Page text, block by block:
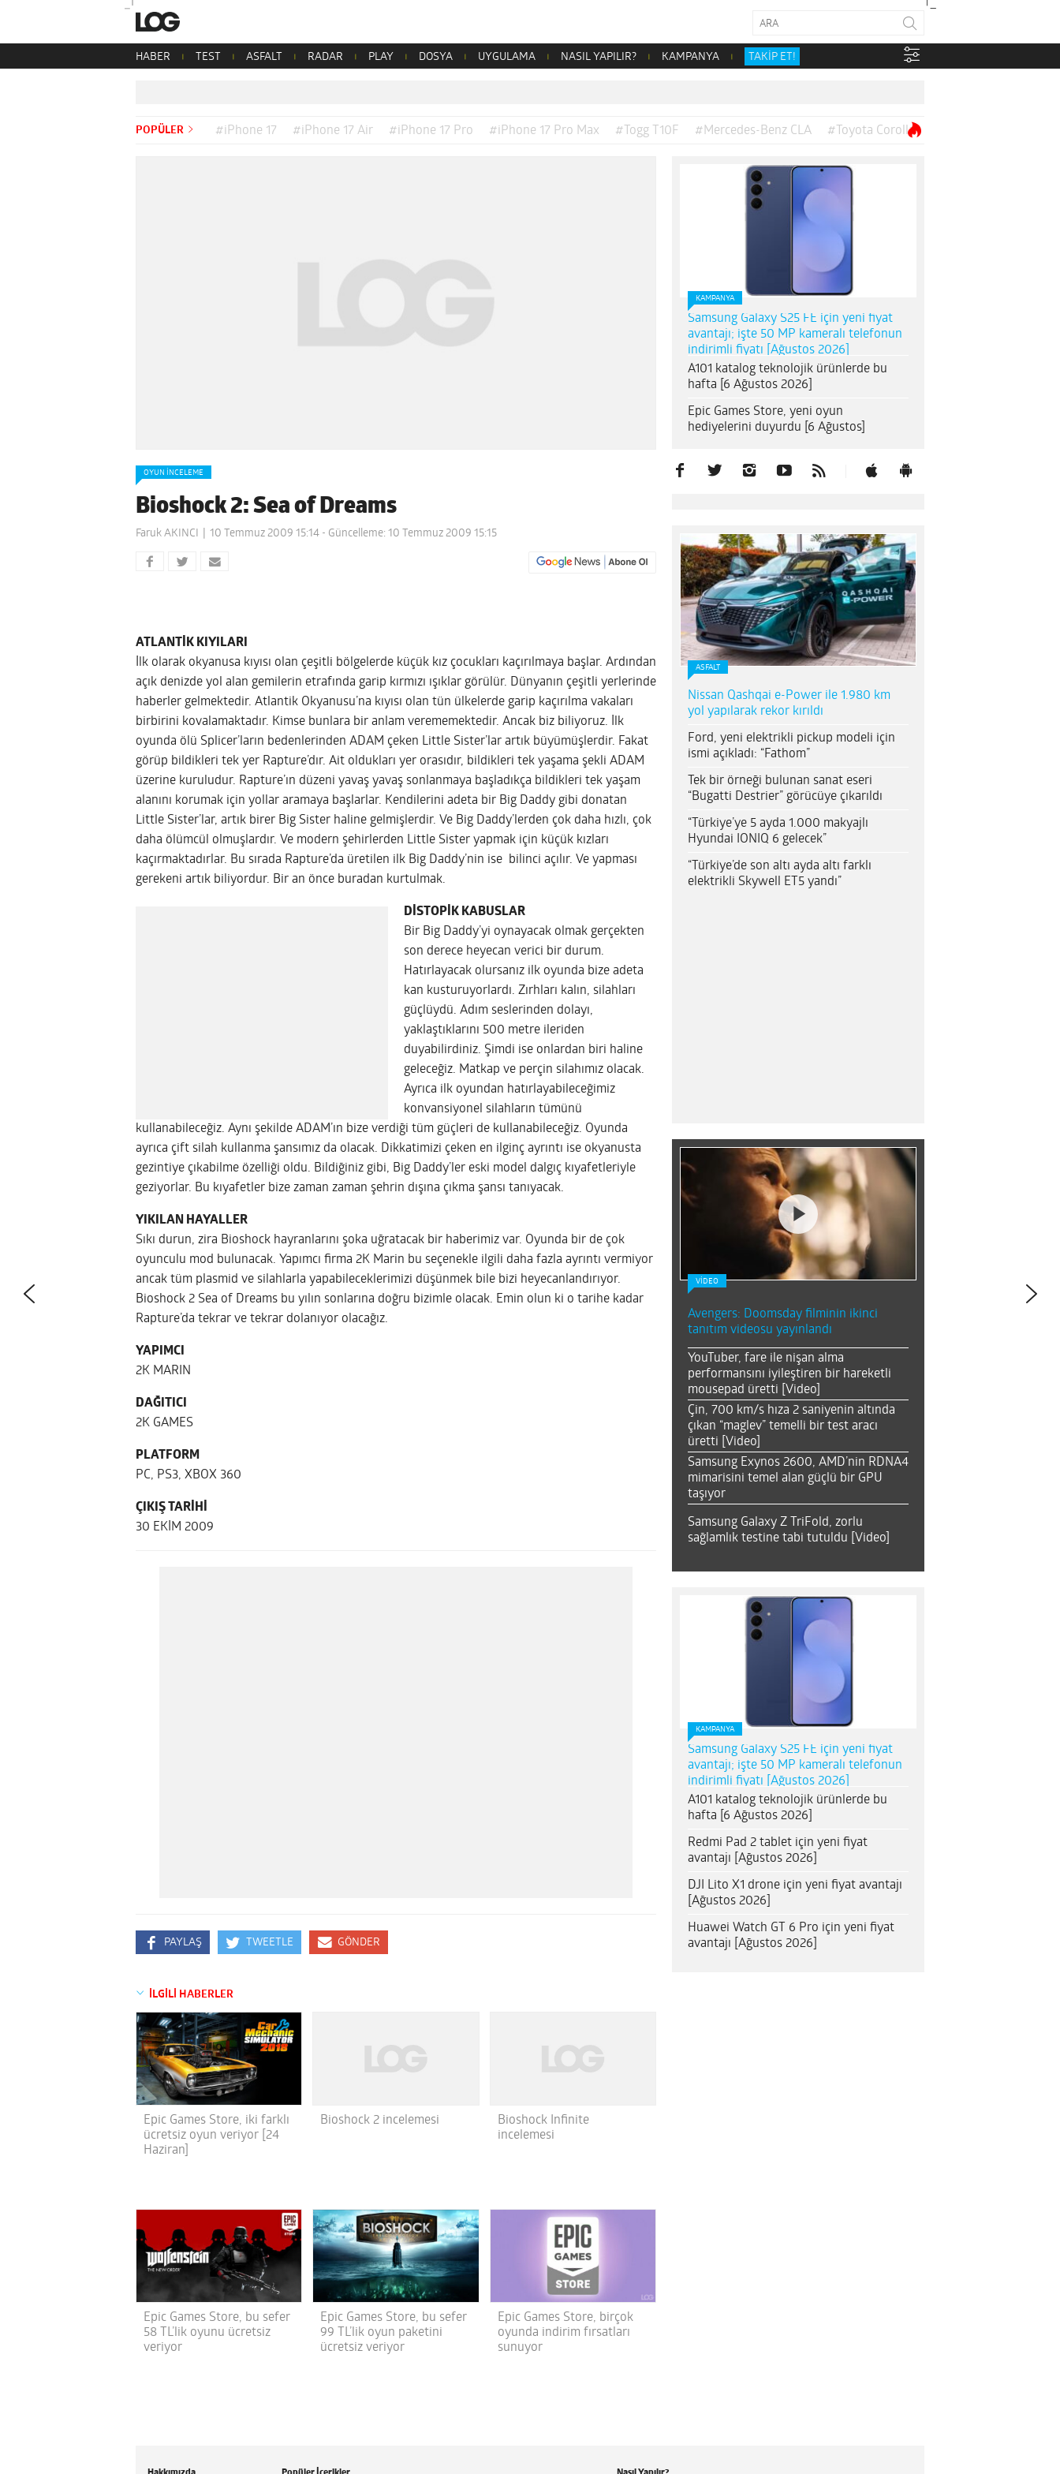
HABER TEST ASFALT RADAR PLAY DOSYA UYGULAMA NASIL YAPILIR? KAMPANYA TAKİP ET!
POPÜLER #iPhone 17 #iPhone 17 Air #iPhone 17 Pro #iPhone 17 Pro Max #Togg T10F #Mercedes-Benz CLA #Toyota Corolla
OYUN İNCELEME
Bioshock 2: Sea of Dreams
Faruk AKINCI 10 Temmuz 2009 15:14 - Güncelleme: 10 Temmuz 2009 15:15
ATLANTİK KIYILARI
İlk olarak okyanusa kıyısı olan çeşitli bölgelerde küçük kız çocukları kaçırılmaya başlar. Ardından
açık denizde yol alan gemilerin etrafında garip kırmızı ışıklar görülür. Dünyanın çeşitli yerlerinde
haberler gelmektedir. Atlantik Okyanusu’na kıyısı olan tün ülkelerde garip kaçırılma vakaları
birbirini kovalamaktadır. Kimse bunlara bir anlam verememektedir. Ancak biz biliyoruz. İlk
oyunda ölü Splicer’ların bedenlerinden ADAM çeken Little Sister’lar artık büyümüşlerdir. Fakat
görüp bildikleri tek yer Rapture’dır. Ait oldukları yer orasıdır, bildikleri tek yaşama şekli ADAM
üzerine kuruludur. Rapture’ın düzeni yavaş yavaş sonlanmaya başladıkça bildikleri tek yaşam
alanını korumak için yollar aramaya başlarlar. Kendilerini adeta bir Big Daddy gibi donatan
Little Sister’lar, artık birer Big Sister haline gelmişlerdir. Ve Big Daddy’lerden çok daha hızlı, çok
daha ölümcül olmuşlardır. Ve modern şehirlerden Little Sister yapmak için küçük kızları
kaçırmaktadırlar. Bu sırada Rapture’da üretilen ilk Big Daddy’nin ise bilinci açılır. Ve yapması
gerekeni artık biliyordur. Bir an önce buradan kurtulmak.
DİSTOPİK KABUSLAR
Bir Big Daddy’yi oynayacak olmak gerçekten
son derece heyecan verici bir durum.
Hatırlayacak olursanız ilk oyunda bize adeta
kan kusturuyorlardı. Zırhları kalın, silahları
güçlüydü. Adım seslerinden dolayı,
yaklaştıklarını 500 metre ileriden
duyabilirdiniz. Şimdi ise onlardan biri haline
geleceğiz. Matkap ve perçin silahımız olacak.
Ayrıca ilk oyundan hatırlayabileceğimiz
konvansiyonel silahların tümünü
kullanabileceğiz. Aynı şekilde ADAM’ın bize verdiği tüm güçleri de kullanabileceğiz. Oyunda
ayrıca çift silah kullanma şansımız da olacak. Dikkatimizi çeken en ilginç ayrıntı ise okyanusta
gezintiye çıkabilme özelliği oldu. Bildiğiniz gibi, Big Daddy’ler eski model dalgıç kıyafetleriyle
geziyorlar. Bu kıyafetler bize zaman zaman şehrin dışına çıkma şansı tanıyacak.
YIKILAN HAYALLER
Sıkı durun, zira Bioshock hayranlarını şoka uğratacak bir haberimiz var. Oyunda bir de çok
oyunculu mod bulunacak. Yapımcı firma 2K Marin bu seçenekle ilgili daha fazla ayrıntı vermiyor
ancak tüm plasmid ve silahlarla yapabileceklerimizi düşünmek bile bizi heyecanlandırıyor.
Bioshock 2 Sea of Dreams bu yılın sonlarına doğru bizimle olacak. Emin olun ki o tarihe kadar
Rapture’da tekrar ve tekrar dolanıyor olacağız.
YAPIMCI
2K MARIN
DAĞITICI
2K GAMES
PLATFORM
PC, PS3, XBOX 360
ÇIKIŞ TARİHİ
30 EKİM 2009
PAYLAŞ TWEETLE GÖNDER
İLGİLİ HABERLER
Epic Games Store, iki farklı
ücretsiz oyun veriyor [24
Haziran]
Bioshock 2 incelemesi
Bioshock Infinite
incelemesi
Epic Games Store, bu sefer
58 TL’lik oyunu ücretsiz
veriyor
Epic Games Store, bu sefer
99 TL’lik oyun paketini
ücretsiz veriyor
Epic Games Store, birçok
oyunda indirim fırsatları
sunuyor
KAMPANYA
Samsung Galaxy S25 FE için yeni fiyat
avantajı; işte 50 MP kameralı telefonun
indirimli fiyatı [Ağustos 2026]
A101 katalog teknolojik ürünlerde bu
hafta [6 Ağustos 2026]
Epic Games Store, yeni oyun
hediyelerini duyurdu [6 Ağustos]
ASFALT
Nissan Qashqai e-Power ile 1.980 km
yol yapılarak rekor kırıldı
Ford, yeni elektrikli pickup modeli için
ismi açıkladı: “Fathom”
Tek bir örneği bulunan sanat eseri
“Bugatti Destrier” görücüye çıkarıldı
“Türkiye’ye 5 ayda 1.000 makyajlı
Hyundai IONIQ 6 gelecek”
“Türkiye’de son altı ayda altı farklı
elektrikli Skywell ET5 yandı”
VİDEO
Avengers: Doomsday filminin ikinci
tanıtım videosu yayınlandı
YouTuber, fare ile nişan alma
performansını iyileştiren bir hareketli
mousepad üretti [Video]
Çin, 700 km/s hıza 2 saniyenin altında
çıkan “maglev” temelli bir test aracı
üretti [Video]
Samsung Exynos 2600, AMD’nin RDNA4
mimarisini temel alan güçlü bir GPU
taşıyor
Samsung Galaxy Z TriFold, zorlu
sağlamlık testine tabi tutuldu [Video]
KAMPANYA
Samsung Galaxy S25 FE için yeni fiyat
avantajı; işte 50 MP kameralı telefonun
indirimli fiyatı [Ağustos 2026]
A101 katalog teknolojik ürünlerde bu
hafta [6 Ağustos 2026]
Redmi Pad 2 tablet için yeni fiyat
avantajı [Ağustos 2026]
DJI Lito X1 drone için yeni fiyat avantajı
[Ağustos 2026]
Huawei Watch GT 6 Pro için yeni fiyat
avantajı [Ağustos 2026]